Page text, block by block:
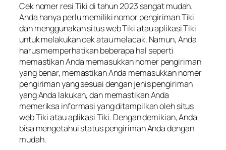
Cek nomer resi Tiki di tahun 2023 sangat mudah.
Anda hanya perlu memiliki nomor pengiriman Tiki
dan menggunakan situs web Tiki atau aplikasi Tiki
untuk melakukan cek atau melacak. Namun, Anda
harus memperhatikan beberapa hal seperti
memastikan Anda memasukkan nomer pengiriman
yang benar, memastikan Anda memasukkan nomer
pengiriman yang sesuai dengan jenis pengiriman
yang Anda lakukan, dan memastikan Anda
memeriksa informasi yang ditampilkan oleh situs
web Tiki atau aplikasi Tiki. Dengan demikian, Anda
bisa mengetahui status pengiriman Anda dengan
mudah.